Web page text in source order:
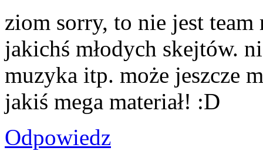
ziom sorry, to nie jest
jakichś młodych skejtów.
muzyka itp. może jeszcze
jakiś mega materiał! :D
Odpowiedz